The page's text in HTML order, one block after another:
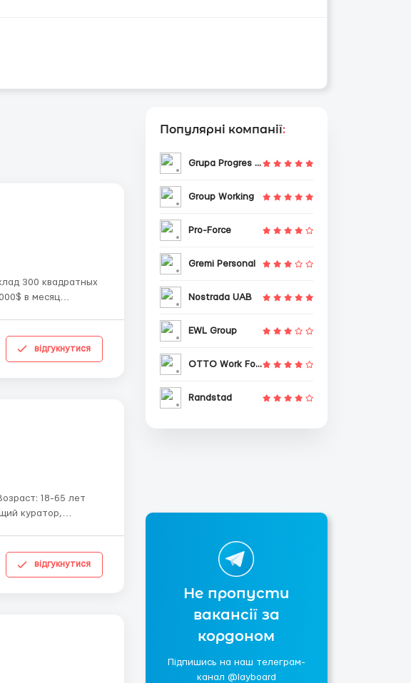
300 квадратных
відгукнутися
куратор,
відгукнутися
Популярні компанії:
Grupa Progres Sp. z o.o.
Group Working
Pro-Force
Gremi Personal
Nostrada UAB
EWL Group
OTTO Work Force
Randstad
Не пропусти
вакансії за
кордоном
Підпишись на наш телеграм-
канал @layboard